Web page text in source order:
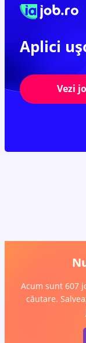
Aplici
Vezi
Acum sunt 607
căutare.